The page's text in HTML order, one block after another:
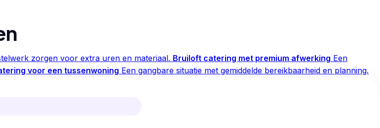
zorgen voor extra uren en materiaal. Bruiloft catering met premium afwerking Een
voor een tussenwoning Een gangbare situatie met gemiddelde bereikbaarheid en planning.